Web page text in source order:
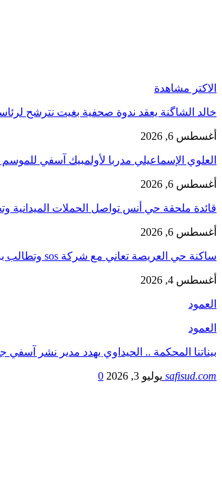
الاكتر مشاهدة
خالد الشاگنة يعقد ندوة صحفية بغيت نترشح
أغسطس 6, 2026
العلوي الإسماعيلي مدربا لأولمبيك آسفي
أغسطس 6, 2026
قائدة ملحقة حي أنس تواصل الحملات الميدانية
أغسطس 6, 2026
ساكنة حي العريصة تعاني مع شركة sos وتطالب ببيئة نظيف…
أغسطس 4, 2026
العمود
العمود
بيناتنا المحكمة .. الحيداوي يهدد مدير نشر آسفي
safisud.com يوليو 3, 2026 0